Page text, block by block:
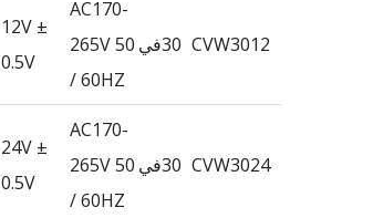
CVW3012 30في
AC170-
265V 50
/ 60HZ
12V ±
0.5V
CVW3024 30في
AC170-
265V 50
/ 60HZ
24V ±
0.5V